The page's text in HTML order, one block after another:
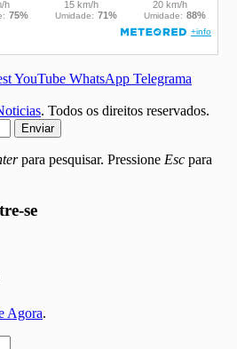
YouTube WhatsApp Telegrama
. Todos os direitos reservados.
Enviar
para pesquisar. Pressione Esc para
se
Agora.